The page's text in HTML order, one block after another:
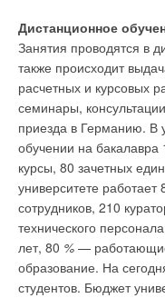
Дистанционное
Занятия проводятся в
также происходит
расчетных и курсовых
семинары,
приезда в Германию. В
обучении на
курсы, 80 зачетных
университете
сотрудников, 210
технического
лет, 80 % —
образование. На
студентов. Бюджет